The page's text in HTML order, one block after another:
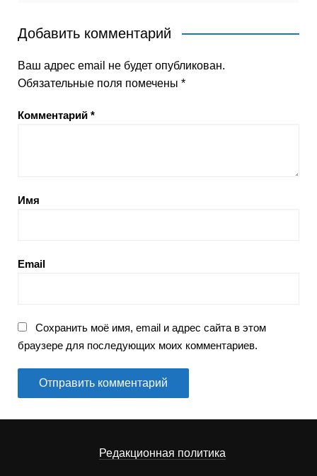
Добавить комментарий
Ваш адрес email не будет опубликован.
Обязательные поля помечены *
Комментарий *
Имя
Email
Сохранить моё имя, email и адрес сайта в этом
браузере для последующих моих комментариев.
Редакционная политика